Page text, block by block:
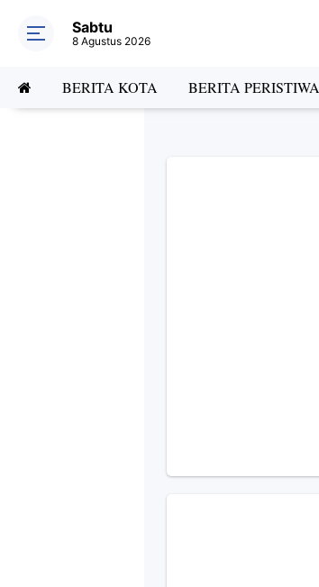
Sabtu
8 Agustus 2026
BERITA KOTA BERITA PERISTIWA